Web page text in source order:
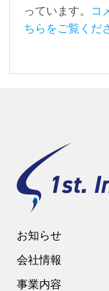
っています。 コ
ちらをご覧くだ
お知らせ
会社情報
事業内容